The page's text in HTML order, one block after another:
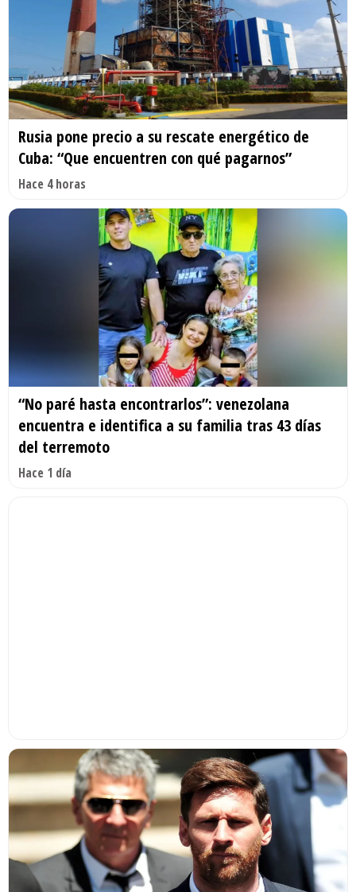
Rusia pone precio a su rescate energético de
Cuba: “Que encuentren con qué pagarnos”
Hace 4 horas
“No paré hasta encontrarlos”: venezolana
encuentra e identifica a su familia tras 43 días
del terremoto
Hace 1 día